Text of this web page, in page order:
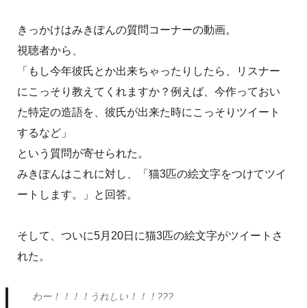
きっかけはみきぽんの質問コーナーの動画。
視聴者から、
「もし今年彼氏とか出来ちゃったりしたら、リスナー
にこっそり教えてくれますか？例えば、今作っておい
た特定の造語を、彼氏が出来た時にこっそりツイート
するなど」
という質問が寄せられた。
みきぽんはこれに対し、「猫3匹の絵文字をつけてツイ
ートします。」と回答。
そして、ついに5月20日に猫3匹の絵文字がツイートさ
れた。
わー！！！！うれしい！！！???